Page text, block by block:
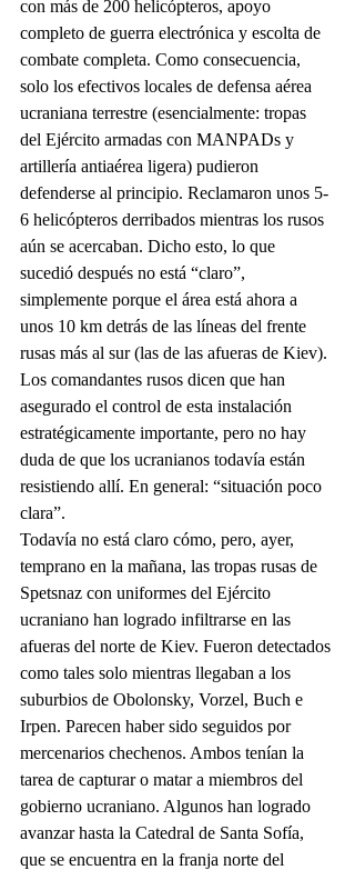
con más de 200 helicópteros, apoyo
completo de guerra electrónica y escolta de
combate completa. Como consecuencia,
solo los efectivos locales de defensa aérea
ucraniana terrestre (esencialmente: tropas
del Ejército armadas con MANPADs y
artillería antiaérea ligera) pudieron
defenderse al principio. Reclamaron unos 5-
6 helicópteros derribados mientras los rusos
aún se acercaban. Dicho esto, lo que
sucedió después no está “claro”,
simplemente porque el área está ahora a
unos 10 km detrás de las líneas del frente
rusas más al sur (las de las afueras de Kiev).
Los comandantes rusos dicen que han
asegurado el control de esta instalación
estratégicamente importante, pero no hay
duda de que los ucranianos todavía están
resistiendo allí. En general: “situación poco
clara”.
Todavía no está claro cómo, pero, ayer,
temprano en la mañana, las tropas rusas de
Spetsnaz con uniformes del Ejército
ucraniano han logrado infiltrarse en las
afueras del norte de Kiev. Fueron detectados
como tales solo mientras llegaban a los
suburbios de Obolonsky, Vorzel, Buch e
Irpen. Parecen haber sido seguidos por
mercenarios chechenos. Ambos tenían la
tarea de capturar o matar a miembros del
gobierno ucraniano. Algunos han logrado
avanzar hasta la Catedral de Santa Sofía,
que se encuentra en la franja norte del